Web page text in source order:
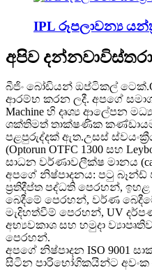
IPL රූපලාවන්‍ය
අපිව දන්නවා
බීජිං බෝඩියන් ඔප්ටිකල්
ආරම්භ කරන ලදී. අපගේ සමාගම
Machine හි දෘශ්‍ය ආලේපන
ශක්තිමත් තාක්ෂණික
පළපුරුද්දක් ඇත.උසස්
(Optorun OTFC 1300 සහ
සාධන වර්ණාවලීක්ෂ මානය
අපගේ නිෂ්පාදනය: පටු බෑන්ඩ්
ප්‍රතිදීප්ත පද්ධති පෙරහන්,
බෙදීමේ පෙරහන්, වර්ණ
මැදිහත්වීම් පෙරහන්, UV
අභ්‍යවකාශ සහ හමුදා
පෙරහන්.
අපගේ නිෂ්පාදන ISO 9001
සිටින පාරිභෝගිකයින්ට අවංක